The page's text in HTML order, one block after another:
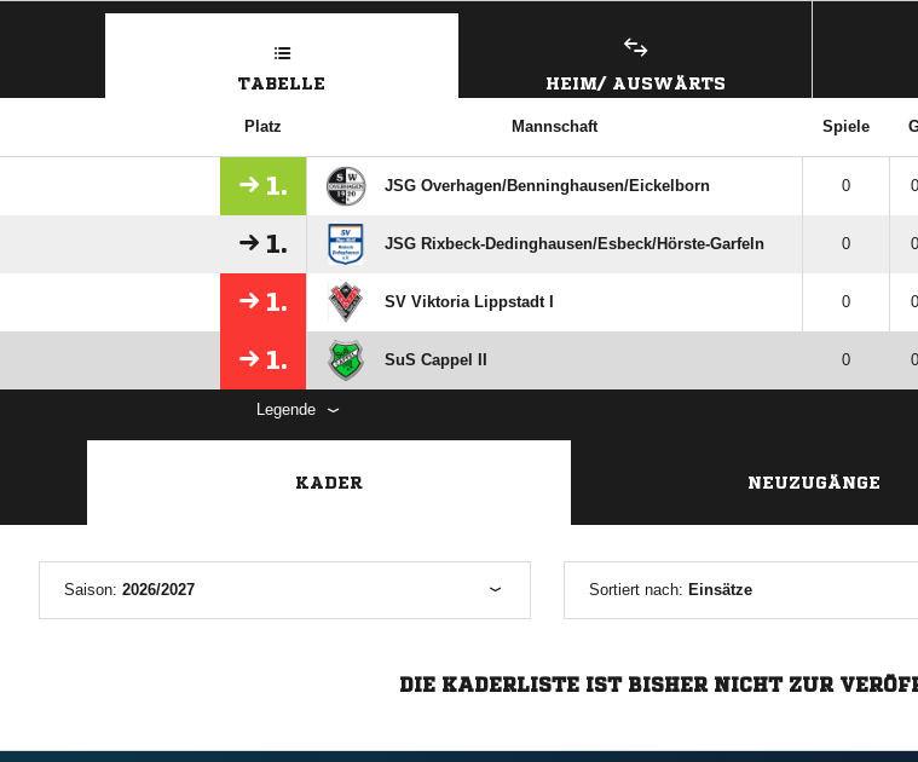
TABELLE HEIM/ AUSWÄRTS
Platz Mannschaft Spiele
1. JSG Overhagen/​Benninghausen/​Eickelborn 0 0
1. JSG Rixbeck-Dedinghausen/​Esbeck/​Hörste-Garfeln 0 0
1. SV Viktoria Lippstadt I 0 0
1. SuS Cappel II 0 0
Legende
KADER NEUZUGÄNGE
Saison: 2026/2027 Sortiert nach: Einsätze
DIE KADERLISTE IST BISHER NICHT ZUR